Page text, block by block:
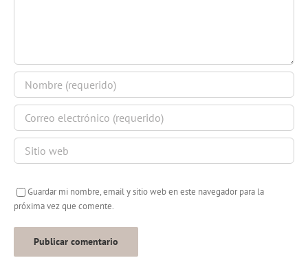
Guardar mi nombre, email y sitio web en este navegador para la
próxima vez que comente.